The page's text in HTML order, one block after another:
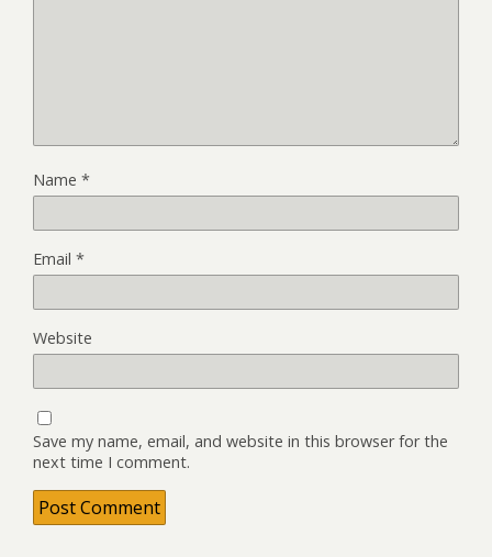
Name *
Email *
Website
Save my name, email, and website in this browser for the
next time I comment.